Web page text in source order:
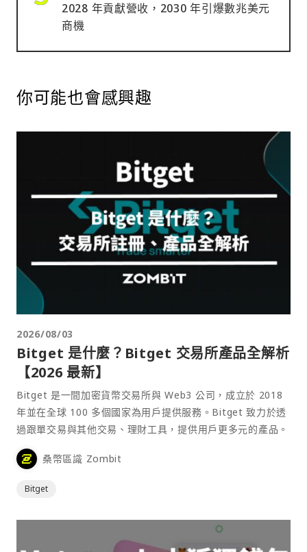
2028 年貢獻營收，2030 年引爆數兆美元
商機
你可能也會感興趣
2026/08/03
Bitget 是什麼？Bitget 交易所產品全解析
【2026 最新】
Bitget 是一間加密貨幣交易所與 Web3 公司，成立於 2018
年並在全球 100 多個國家為用戶提供服務。Bitget 致力於透
過跟單交易與其他交易、理財工具，提供用戶更多元的產品。
桑幣區識 Zombit
Bitget